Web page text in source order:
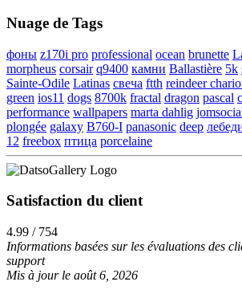
Nuage de Tags
фоны z170i pro professional ocean brunette
morpheus corsair q9400 камни Ballastière 5k
Sainte-Odile Latinas свеча ftth reindeer
green ios11 dogs 8700k fractal dragon pascal
performance wallpapers marta dahlig
plongée galaxy B760-I panasonic deep
12 freebox птица porcelaine
Satisfaction du client
4.99 / 754
Informations basées sur les évaluations des
support
Mis à jour le août 6, 2026